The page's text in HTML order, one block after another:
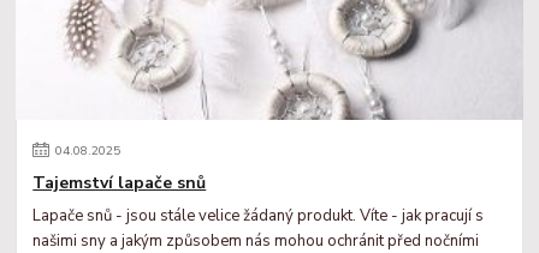
04.08.2025
Tajemství lapače snů
Lapače snů - jsou stále velice žádaný produkt. Víte - jak pracují s
našimi sny a jakým způsobem nás mohou ochránit před nočními